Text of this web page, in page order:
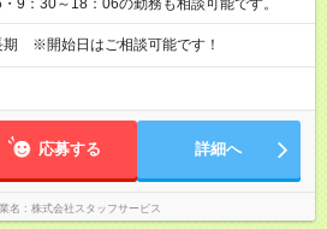
9：30～18：06の勤務も相談可能です。
期 ※開始日はご相談可能です！
応募する 詳細へ
名 株式会社スタッフサービス